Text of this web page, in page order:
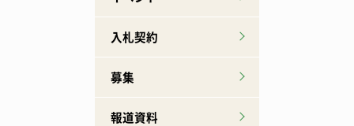
入札契約
募集
報道資料